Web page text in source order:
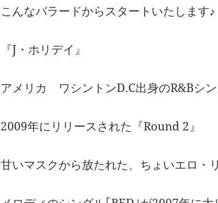
こんなバラードからスタートいたします♪
『J・ホリデイ』
アメリカ ワシントンD.C出身のR&Bシン
2009年にリリースされた『Round 2』
甘いマスクから放たれた、ちょいエロ・